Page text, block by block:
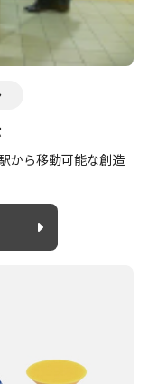
から移動可能な創造